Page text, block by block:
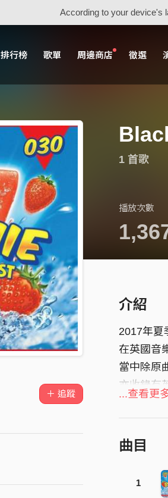
According to your device's
排行榜 歌單 周邊商店 徵選
1 首歌
播放次數
＋ 追蹤
介紹
2017年夏
在英國音
當中除原
亦收錄有
以及意大
包括英國
Tumble
Burnie -
...查看更
曲目
1